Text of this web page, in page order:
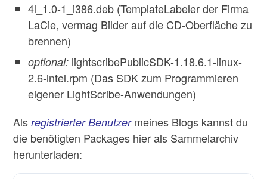
4l_1.0-1_i386.deb (TemplateLabeler der Firma
LaCie, vermag Bilder auf die CD-Oberfläche zu
brennen)
optional: lightscribePublicSDK-1.18.6.1-linux-
2.6-intel.rpm (Das SDK zum Programmieren
eigener LightScribe-Anwendungen)
Als registrierter Benutzer meines Blogs kannst du
die benötigten Packages hier als Sammelarchiv
herunterladen: